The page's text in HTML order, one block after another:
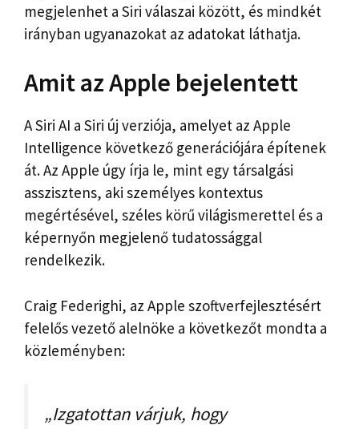
megjelenhet a Siri válaszai között, és mindkét
irányban ugyanazokat az adatokat láthatja.
Amit az Apple bejelentett
A Siri AI a Siri új verziója, amelyet az Apple
Intelligence következő generációjára építenek
át. Az Apple úgy írja le, mint egy társalgási
asszisztens, aki személyes kontextus
megértésével, széles körű világismerettel és a
képernyőn megjelenő tudatossággal
rendelkezik.
Craig Federighi, az Apple szoftverfejlesztésért
felelős vezető alelnöke a következőt mondta a
közleményben:
„Izgatottan várjuk, hogy